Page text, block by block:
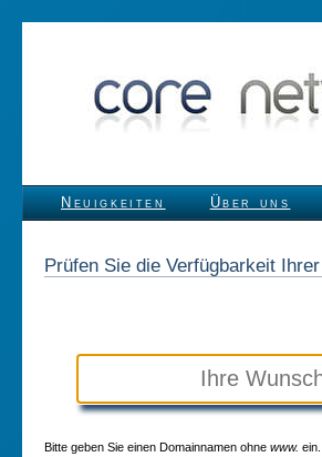
Neuigkeiten Über uns
Prüfen Sie die Verfügbarkeit
Bitte geben Sie einen Domainnamen ohne www. ein.